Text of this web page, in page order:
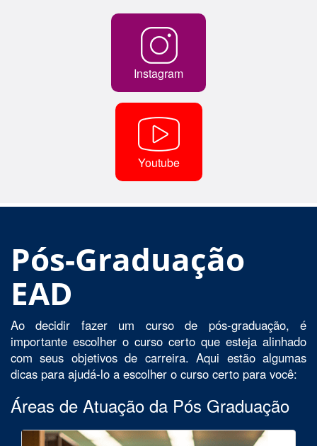
Instagram
Youtube
Pós-Graduação
EAD
Ao decidir fazer um curso de pós-graduação, é
importante escolher o curso certo que esteja alinhado
com seus objetivos de carreira. Aqui estão algumas
dicas para ajudá-lo a escolher o curso certo para você:
Áreas de Atuação da Pós Graduação